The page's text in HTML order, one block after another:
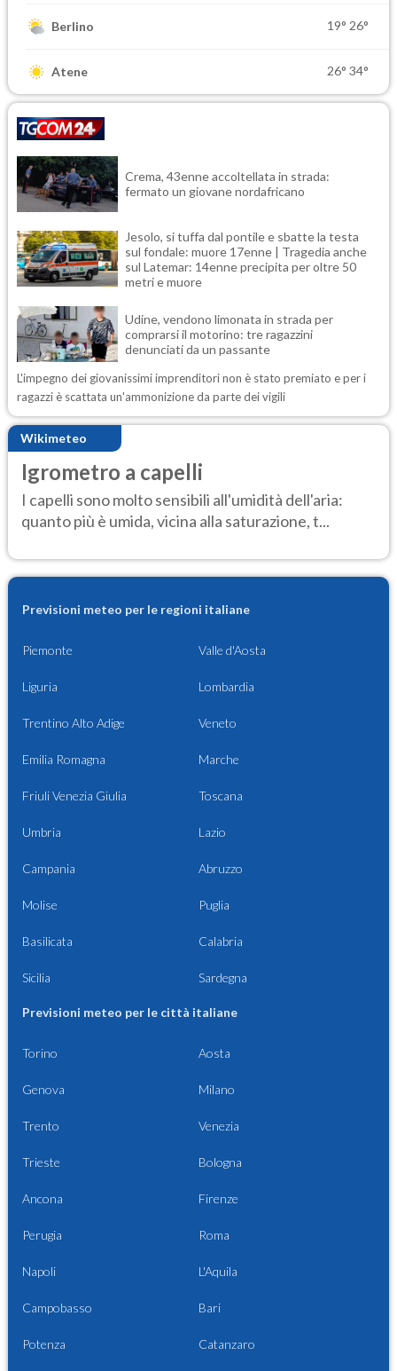
Berlino 19° 26°
Atene 26° 34°
Crema, 43enne accoltellata in strada:
fermato un giovane nordafricano
Jesolo, si tuffa dal pontile e sbatte la testa
sul fondale: muore 17enne | Tragedia anche
sul Latemar: 14enne precipita per oltre 50
metri e muore
Udine, vendono limonata in strada per
comprarsi il motorino: tre ragazzini
denunciati da un passante
L'impegno dei giovanissimi imprenditori non è stato premiato e per i
ragazzi è scattata un'ammonizione da parte dei vigili
Wikimeteo
Igrometro a capelli
I capelli sono molto sensibili all'umidità dell'aria:
quanto più è umida, vicina alla saturazione, t...
Previsioni meteo per le regioni italiane
Piemonte Valle d'Aosta
Liguria Lombardia
Trentino Alto Adige Veneto
Emilia Romagna Marche
Friuli Venezia Giulia Toscana
Umbria Lazio
Campania Abruzzo
Molise Puglia
Basilicata Calabria
Sicilia Sardegna
Previsioni meteo per le città italiane
Torino Aosta
Genova Milano
Trento Venezia
Trieste Bologna
Ancona Firenze
Perugia Roma
Napoli L'Aquila
Campobasso Bari
Potenza Catanzaro